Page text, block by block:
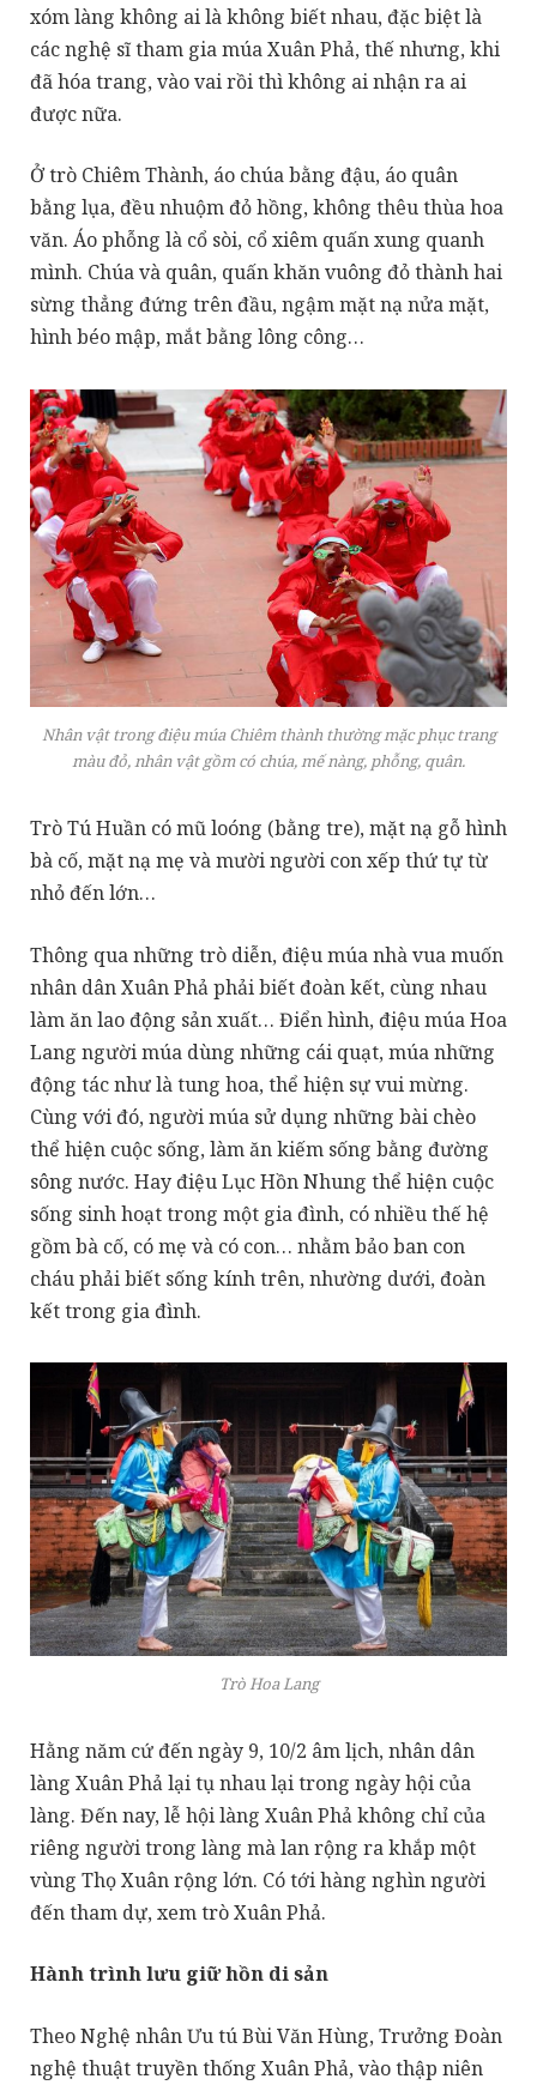
xóm làng không ai là không biết nhau, đặc biệt là
các nghệ sĩ tham gia múa Xuân Phả, thế nhưng, khi
đã hóa trang, vào vai rồi thì không ai nhận ra ai
được nữa.
Ở trò Chiêm Thành, áo chúa bằng đậu, áo quân
bằng lụa, đều nhuộm đỏ hồng, không thêu thùa hoa
văn. Áo phỗng là cổ sòi, cổ xiêm quấn xung quanh
mình. Chúa và quân, quấn khăn vuông đỏ thành hai
sừng thẳng đứng trên đầu, ngậm mặt nạ nửa mặt,
hình béo mập, mắt bằng lông công…
Nhân vật trong điệu múa Chiêm thành thường mặc phục trang
màu đỏ, nhân vật gồm có chúa, mế nàng, phỗng, quân.
Trò Tú Huần có mũ loóng (bằng tre), mặt nạ gỗ hình
bà cố, mặt nạ mẹ và mười người con xếp thứ tự từ
nhỏ đến lớn…
Thông qua những trò diễn, điệu múa nhà vua muốn
nhân dân Xuân Phả phải biết đoàn kết, cùng nhau
làm ăn lao động sản xuất… Điển hình, điệu múa Hoa
Lang người múa dùng những cái quạt, múa những
động tác như là tung hoa, thể hiện sự vui mừng.
Cùng với đó, người múa sử dụng những bài chèo
thể hiện cuộc sống, làm ăn kiếm sống bằng đường
sông nước. Hay điệu Lục Hồn Nhung thể hiện cuộc
sống sinh hoạt trong một gia đình, có nhiều thế hệ
gồm bà cố, có mẹ và có con… nhằm bảo ban con
cháu phải biết sống kính trên, nhường dưới, đoàn
kết trong gia đình.
Trò Hoa Lang
Hằng năm cứ đến ngày 9, 10/2 âm lịch, nhân dân
làng Xuân Phả lại tụ nhau lại trong ngày hội của
làng. Đến nay, lễ hội làng Xuân Phả không chỉ của
riêng người trong làng mà lan rộng ra khắp một
vùng Thọ Xuân rộng lớn. Có tới hàng nghìn người
đến tham dự, xem trò Xuân Phả.
Hành trình lưu giữ hồn di sản
Theo Nghệ nhân Ưu tú Bùi Văn Hùng, Trưởng Đoàn
nghệ thuật truyền thống Xuân Phả, vào thập niên